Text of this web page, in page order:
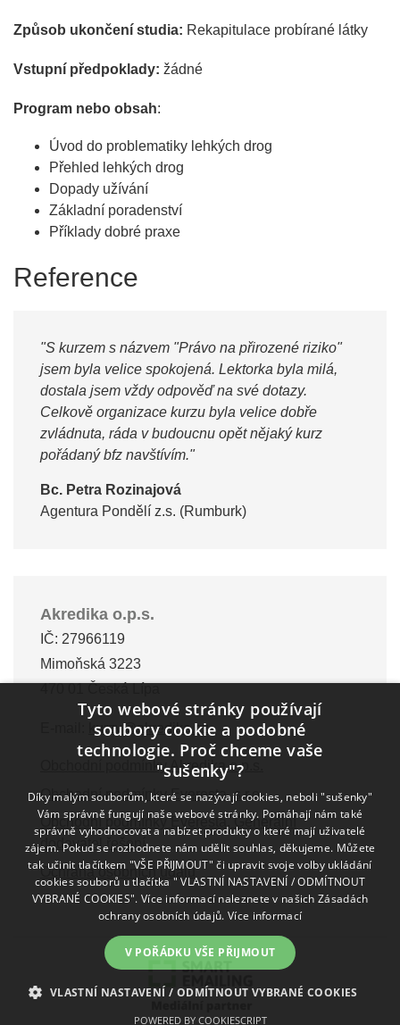
Způsob ukončení studia: Rekapitulace probírané látky
Vstupní předpoklady: žádné
Program nebo obsah:
Úvod do problematiky lehkých drog
​​​​​​​Přehled lehkých drog
Dopady užívání
Základní poradenství
Příklady dobré praxe
Reference
"S kurzem s názvem "Právo na přirozené riziko"
jsem byla velice spokojená. Lektorka byla milá,
dostala jsem vždy odpověď na své dotazy.
Celkově organizace kurzu byla velice dobře
zvládnuta, ráda v budoucnu opět nějaký kurz
pořádaný bfz navštívím."
Bc. Petra Rozinajová
Agentura Pondělí z.s. (Rumburk)
Akredika o.p.s.
IČ: 27966119
Mimoňská 3223
kurzy@akredika.cz
Obchodní podmínky Akredika o.p.s.
Obchodní podmínky Everesta, s.r.o.
Obchodní podmínky Everesta, Generální
dodavatel řešení
Ochrana osobních údajů
Tyto webové stránky používají
soubory cookie a podobné
technologie. Proč chceme vaše
"sušenky"?
Díky malým souborům, které se nazývají cookies, neboli "sušenky"
Vám správně fungují naše webové stránky. Pomáhají nám také
správně vyhodnocovat a nabízet produkty o které mají uživatelé
zájem. Pokud se rozhodnete nám udělit souhlas, děkujeme. Můžete
tak učinit tlačítkem "VŠE PŘIJMOUT" či upravit svoje volby ukládání
cookies souborů u tlačítka " VLASTNÍ NASTAVENÍ / ODMÍTNOUT
VYBRANÉ COOKIES". Více informací naleznete v našich Zásadách
ochrany osobních údajů. Více informací
V POŘÁDKU VŠE PŘIJMOUT
VLASTNÍ NASTAVENÍ / ODMÍTNOUT VYBRANÉ COOKIES
POWERED BY COOKIESCRIPT